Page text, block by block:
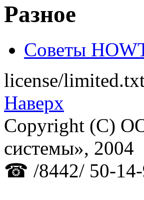
Разное
Советы
license/
Наверх
Copyright (C)
системы», 2004
☎ /8442/ 50-